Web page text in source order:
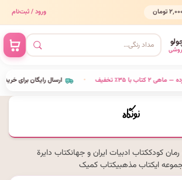
ورود / ثبت‌نام
ارسال رایگان برای • — ماهی ۲ کتاب با ۳۵٪ تخفیف
نونگاه
کودککتاب ادبیات ایران و جهانکتاب دایرة
ایکتاب مذهبیکتاب کمیک